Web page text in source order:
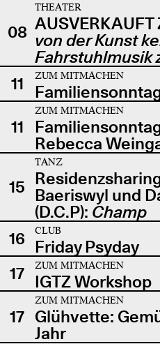
08
THEATER
von der Kunst
Fahrstuhlmusik
11
ZUM MITMACHEN
11
ZUM MITMACHEN
Rebecca
15
TANZ
Baeriswyl und
(D.C.P): Champ
16
CLUB
Friday Psyday
17
ZUM MITMACHEN
IGTZ Workshop
17
ZUM MITMACHEN
Glühvette:
Jahr